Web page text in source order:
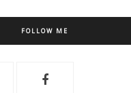
FOLLOW ME